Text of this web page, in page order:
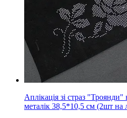
Аплікація зі страз
металік 38,5*10,5 см (2шт на